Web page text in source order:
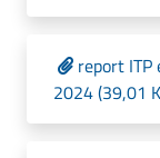
report ITP
2024 (39,01